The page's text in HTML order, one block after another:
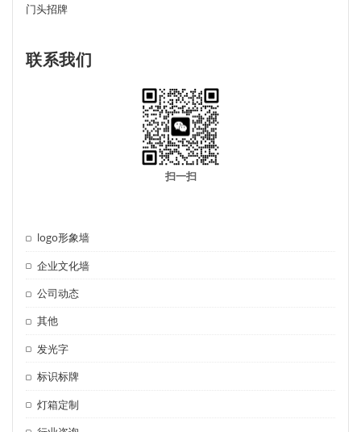
门头招牌
联系我们
扫一扫
logo形象墙
企业文化墙
公司动态
其他
发光字
标识标牌
灯箱定制